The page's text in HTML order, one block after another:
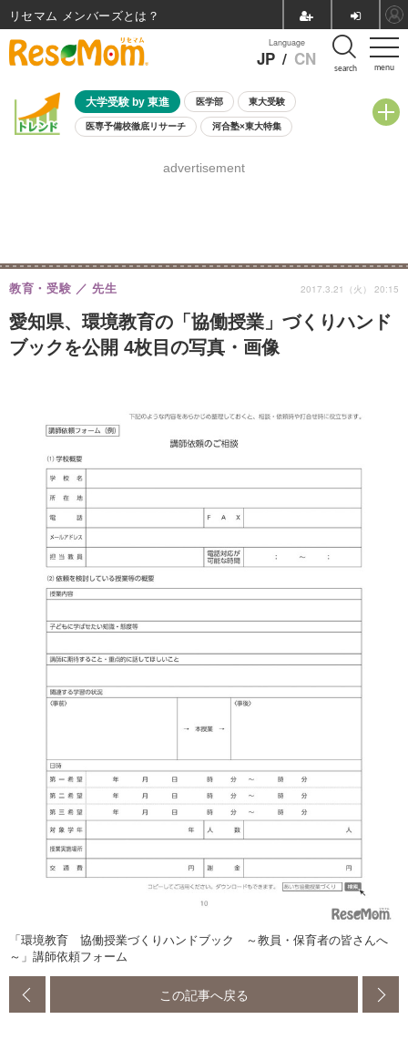
menu
Language
JP / CN search
大学受験 by 東進 医学部 東大受験
医専予備校徹底リサーチ 河合塾×東大特集
8月開催学校説明会・相談会
advertisement
愛知県、環境教育の「協働授業」づくりハンド
ブックを公開 4枚目の写真・画像
教育・受験 先生 2017.3.21（火） 20:15
「環境教育 協働授業づくりハンドブック ～教員・保育者の皆さんへ
～」講師依頼フォーム
この記事へ戻る
リセマム メンバーズ